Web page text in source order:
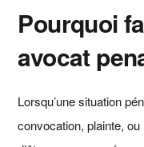
Pourquoi
avocat
Lorsqu’une situation
convocation, plainte,